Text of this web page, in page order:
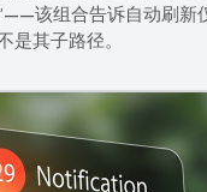
该组合告诉自动刷新
是其子路径。